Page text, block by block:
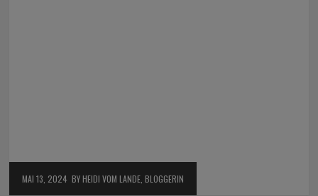
MAI 13, 2024 BY HEIDI VOM LANDE, BLOGGERIN